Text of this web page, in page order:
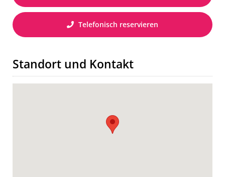
Telefonisch reservieren
Standort und Kontakt